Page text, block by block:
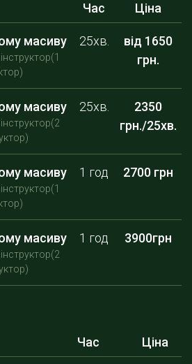
Час Ціна
масиву 25хв.
від 1650
грн.
масиву 25хв.
2350
грн./25хв.
масиву 1 год 2700 грн
масиву 1 год 3900грн
Час Ціна